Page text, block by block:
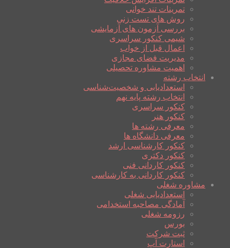
تمرینات تند خوانی
روش های تست زنی
بررسی آزمون های آزمایشی
شیمی کنکور سراسری
اعمال قبل از خواب
مدیریت فضای مجازی
اهمیت مشاوره تحصیلی
انتخاب رشته
استعدادیابی و شخصیت‌شناسی
انتخاب رشته پایه نهم
کنکور سراسری
کنکور هنر
معرفی رشته ها
معرفی دانشگاه ها
کنکور کارشناسی ارشد
کنکور دکتری
کنکور کاردانی فنی
کنکور کاردانی به کارشناسی
مشاوره شغلی
استعدادیابی شغلی
آمادگی مصاحبه استخدامی
رزومه شغلی
بورس
ثبت شرکت
استارت آپ